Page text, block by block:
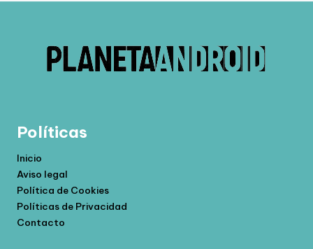
Políticas
Inicio
Aviso legal
Política de Cookies
Políticas de Privacidad
Contacto